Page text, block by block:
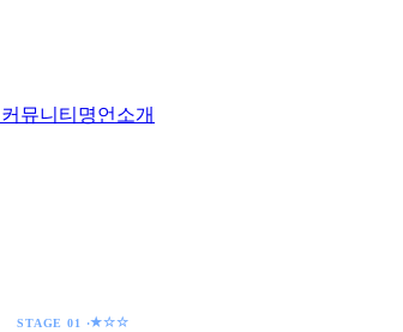
커뮤니티 명언 소개
STAGE01 ·★☆☆